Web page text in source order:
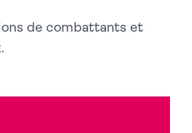
de combattants et